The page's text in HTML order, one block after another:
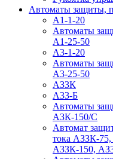
Автоматы защиты,
А1-1-20
Автоматы
А1-25-50
А3-1-20
Автоматы
А3-25-50
АЗ3К
А33-Б
Автоматы
АЗК-150/С
Автомат
тока АЗЗК-
АЗЗК-150,